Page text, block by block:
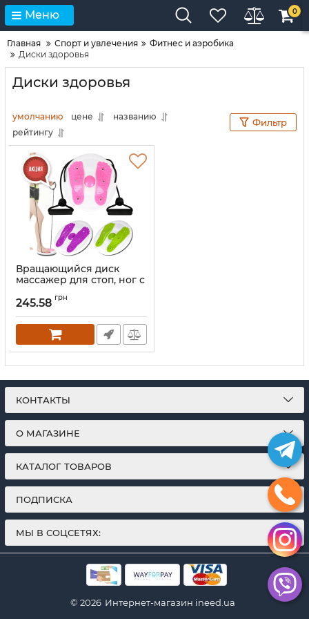
Меню 0
Главная Спорт и увлечения
Фитнес и аэробика
Диски здоровья
Диски здоровья
умолчанию цене
названию
рейтингу
Фильтр
Вращающийся диск
массажер для стоп, ног с
Trimmer
здоровья до 90 кг,
магнитный тренажер
для талии и мышц
245.58 грн
КОНТАКТЫ
О МАГАЗИНЕ
КАТАЛОГ ТОВАРОВ
ПОДПИСКА
МЫ В СОЦСЕТЯХ:
© 2026 Интернет-магазин ineed.ua